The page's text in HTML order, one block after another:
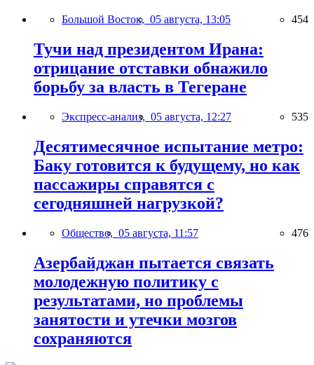
Большой Восток, 05 августа, 13:05 454
Тучи над президентом Ирана:
отрицание отставки обнажило
борьбу за власть в Тегеране
Экспресс-анализ, 05 августа, 12:27 535
Десятимесячное испытание метро:
Баку готовится к будущему, но как
пассажиры справятся с
сегодняшней нагрузкой?
Общество, 05 августа, 11:57 476
Азербайджан пытается связать
молодежную политику с
результатами, но проблемы
занятости и утечки мозгов
сохраняются